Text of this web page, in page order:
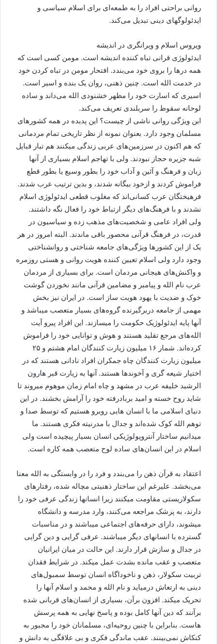
روانی براحتی افراد را به طمعه‌ای برای اسلام سیاسی و
ایدئولوگهای دینی تبدیل می‌کند.
ویروس اسلام و ویرانگری در اندیشه
ایدئولوژی قرانی تباه کننده اندیشه است. مومن کسی است که
همه درها را بروی خود می‌بندد. افتحار مومن در تباه کردن خود
در خدمت الله است. چنین ذهنی، روان یک بنده و اسیر است.
اسیری که اسارت خود را مظهر خشنودی الله می‌داند و ساده
لوحانه سقوط را سربلندی تعریف می‌کند.
این ویژگی روانی ناشی از چیست؟ این پدیده در همه کشورهای
مسلمان وجود دارد. بعنوان نمونه از نظر تاریخی تمام مردمانی
که هم اکنون در سرزمین‌های عربی زندگی میکنند هم تبار قبایل
شبه جزیره حجاز نبودند. ولی با تهاجم اسلام بسیاری از آنها
زبان و فرهنگ و آئین و آداب خود را بطور وسیع یا بطور قطع
فراموش کردند و ازخود بیگانه شدند، و بدین ترتیب عرب شدند.
فرهیختگان عرب کسانی‌اند که مغلوب قطعی ایدئولوژی اسلام
نشدند و با فرهنگ‌های دیگر ارتباط خود را فعال نگه داشتند.
ولی افراد عامی و شخصیت‌های مذهب زده و سیاسیون در
قدرت، در فرهنگ قرآنی محصور باقی ماندند. البته امروز در هر
یک از این کشورها ویژگی‌های جامعه شناختی و روانشناختی
وجود دارد ولی اسلام تعیین کننده هویت روانی و هستی روزمره
و واکنش‌های هیجانی مردمان است. برای بسیاری از مردمان
عرب نام الله و پیامبر و مضامین قرآنی مانند نخوردن گوشت
خوک و ضدیت با یهود هویت ساز است. در ایران نیز بخش
مهمی از جامعه دربرگیرنده گروه‌های بسیار متعصب میباشد و
آنها پایه ایدئولوژیک حکومت را میسازند. این افراد پیرو آیت
الله‌های مرجع تقلید هستند و هوش و توانایی خود را فراموش
کرده‌اند. شمار ۱۶ میلیون زیارت کنندگان امام هشتم و ۲۵
میلیون زیارت کنندگان چاه جمکران افراد نادانی هستند که در
اختیار شیعه گری و آخوندها هستند. آنها به زیارت قبر هارون
الرشید خلیفه عرب در مشهد و چاه امام زمان موهوم میروند تا
شاید روح خسته و امید بربادرفته خود را آرامش بخشند. در این
دنیای اسلامی ما با انسان هایی روبرو هستیم که توسط صدا و
توهم الله کوک شده‌اند و جدال با مدرنیته فکری هستند. ما
میدانیم ساختار آنتروپولوژیکی انسان بسیار پیچیده است ولی
اسلام در این انسان‌های ساده لوح متعصب همه کاره است.
اعتقاد به قرآن ذهن را می‌بندد و فرد را در وابستگی به الله معنا
می‌بخشد. علیرغم این ساختار ذهنیتی مچاله شده، رفتارهای
سکولاریستی مقاومت میکنند زیرا انسانها زندگی عرفی خود را
دارند، به پزشک مراجعه می‌کنند، وارد مدرسه و دانشگاه
میشوند، دارای حرفه‌های اجتماعی میباشند و در مناسبات
گسترده با انسانهای دیگر میباشند. عرفی گرایی و دین گرایی
در جدال و سازش قرار دارند. این حالت در میان ایرانیان
متعصب و عقب مانده بشدت عمل میکند. در شرایط فقدان
تربیت سکولار، ذهن و ناخوداگاه انسان توسط سمبول‌های
دینی به ارتعاش درمیاید و نام الله و محمد و اسلام آنها را
تحریک میکند. افزون برآن، بسیاری از انسان‌های قربانی شده
برآنند که دین آنها کامل بوده و پاسخ نهایی به همه پرسش
هاست. بنابراین با چنین روحیه‌ای، مسلمانان خود را مجبور به
کنکاش نمی‌بینند. عقب ماندگی فکری و بی علاقگی به دانش و